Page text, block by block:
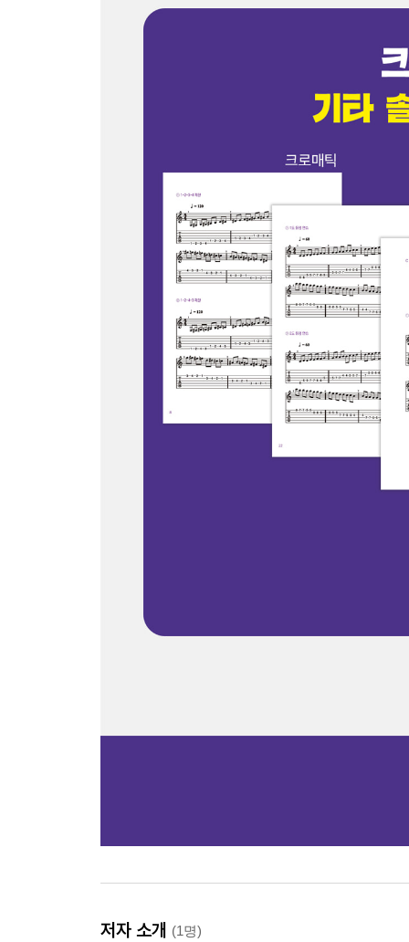
저자 소개 (1명)